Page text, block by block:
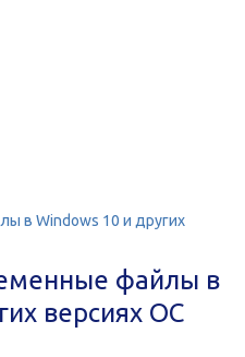
в Windows 10 и других
файлы в
версиях ОС